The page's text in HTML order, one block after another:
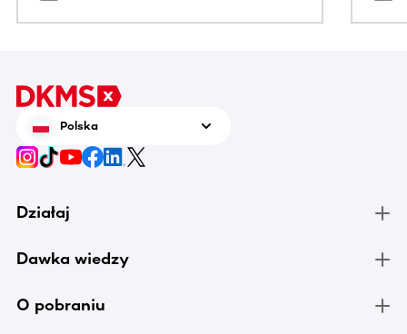
Polska
Działaj
Dawka wiedzy
O pobraniu